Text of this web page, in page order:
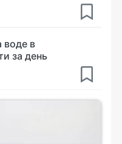
воде в
за день